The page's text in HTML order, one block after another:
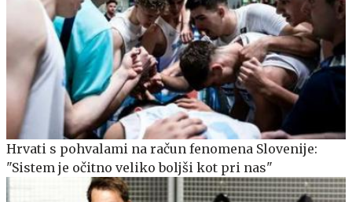
Hrvati s pohvalami na račun fenomena Slovenije:
"Sistem je očitno veliko boljši kot pri nas"